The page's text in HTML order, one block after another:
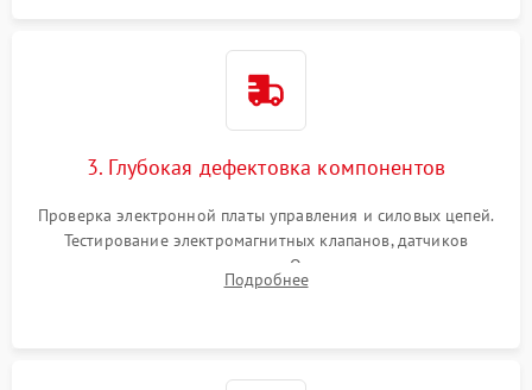
3. Глубокая дефектовка компонентов
Проверка электронной платы управления и силовых цепей.
Тестирование электромагнитных клапанов, датчиков
температуры и расходомера. Оценка степени износа
жерновов кофемолки, уплотнительных колец гидросистемы
Подробнее